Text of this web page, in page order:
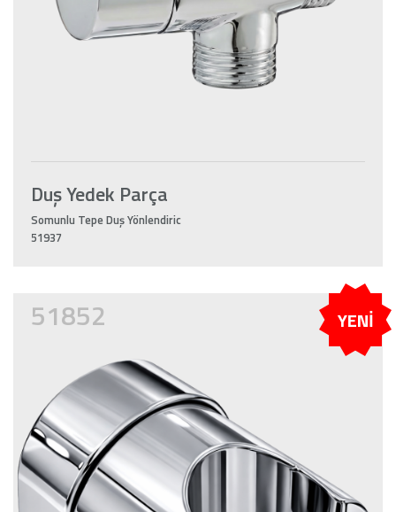
Duş Yedek Parça
Somunlu Tepe Duş Yönlendiric
51937
51852 YENİ